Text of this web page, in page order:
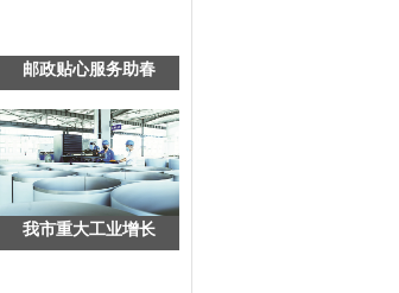
邮政贴心服务助春
我市重大工业增长